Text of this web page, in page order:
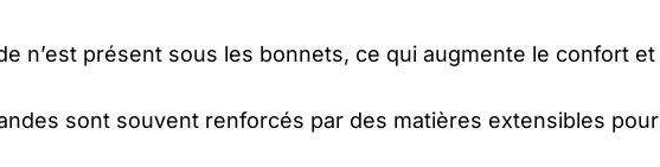
n’est présent sous les bonnets, ce qui augmente le confort et
sont souvent renforcés par des matières extensibles pour